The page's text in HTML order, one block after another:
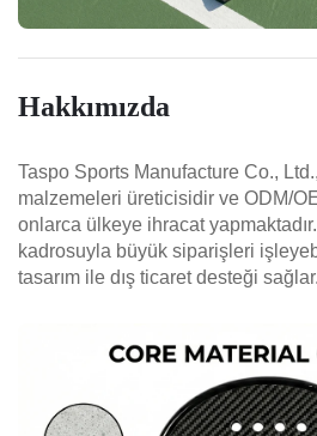
Hakkımızda
Taspo Sports Manufacture Co.,
malzemeleri üreticisidir ve ODM/
onlarca ülkeye ihracat
kadrosuyla büyük siparişleri
tasarım ile dış ticaret desteği sağlar.